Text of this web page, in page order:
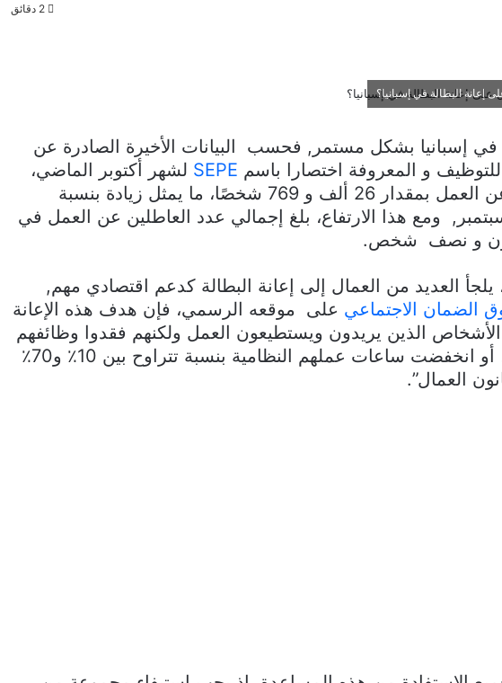
البطالة في إسبانيا؟
في إسبانيا بشكل مستمر, فحسب البيانات الأخيرة الصادرة عن
و المعروفة اختصارا باسم SEPE لشهر أكتوبر الماضي،
ارتفع عدد العاطلين عن العمل بمقدار 26 ألف و 769 شخصًا، ما يمثل زيادة بنسبة
سبتمبر, ومع هذا الارتفاع، بلغ إجمالي عدد العاطلين عن العمل في
العديد من العمال إلى إعانة البطالة كدعم اقتصادي مهم,
الضمان الاجتماعي على موقعه الرسمي، فإن هدف هذه الإعانة
الذين يريدون ويستطيعون العمل ولكنهم فقدوا وظائفهم
بشكل مؤقت أو دائم، أو انخفضت ساعات عملهم النظامية بنسبة تتراوح بين 10٪ و70٪